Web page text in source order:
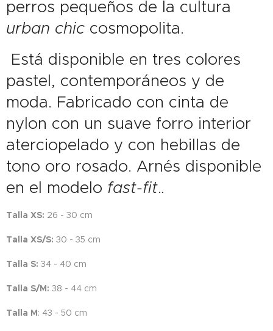
perros pequeños de la cultura
urban chic cosmopolita.
Está disponible en tres colores
pastel, contemporáneos y de
moda. Fabricado con cinta de
nylon con un suave forro interior
aterciopelado y con hebillas de
tono oro rosado. Arnés disponible
en el modelo fast-fit..
Talla XS: 26 - 30 cm
Talla XS/S: 30 - 35 cm
Talla S: 34 - 40 cm
Talla S/M: 38 - 44 cm
Talla M: 43 - 50 cm